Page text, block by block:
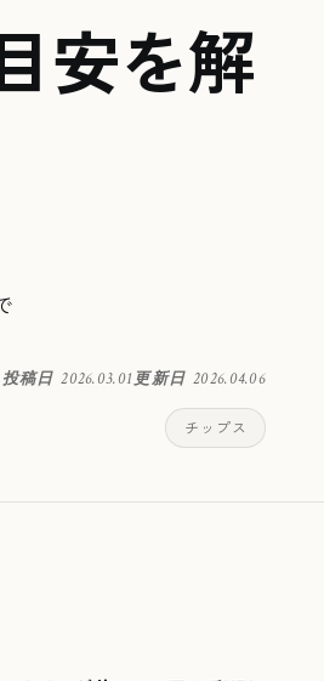
安を解
投稿日 2026.03.01更新日 2026.04.06
チップス